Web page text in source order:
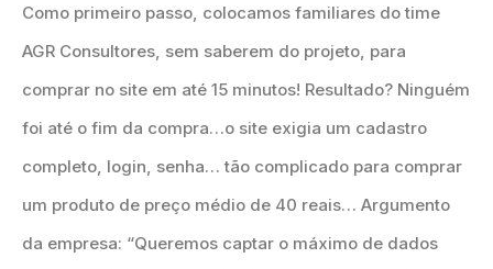
Como primeiro passo, colocamos familiares do time
AGR Consultores, sem saberem do projeto, para
comprar no site em até 15 minutos! Resultado? Ninguém
foi até o fim da compra…o site exigia um cadastro
completo, login, senha… tão complicado para comprar
um produto de preço médio de 40 reais… Argumento
da empresa: “Queremos captar o máximo de dados